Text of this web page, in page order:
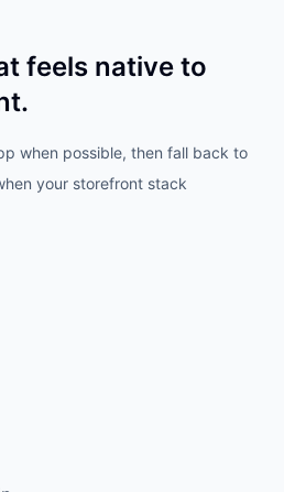
feels native to
when possible, then fall back to
your storefront stack